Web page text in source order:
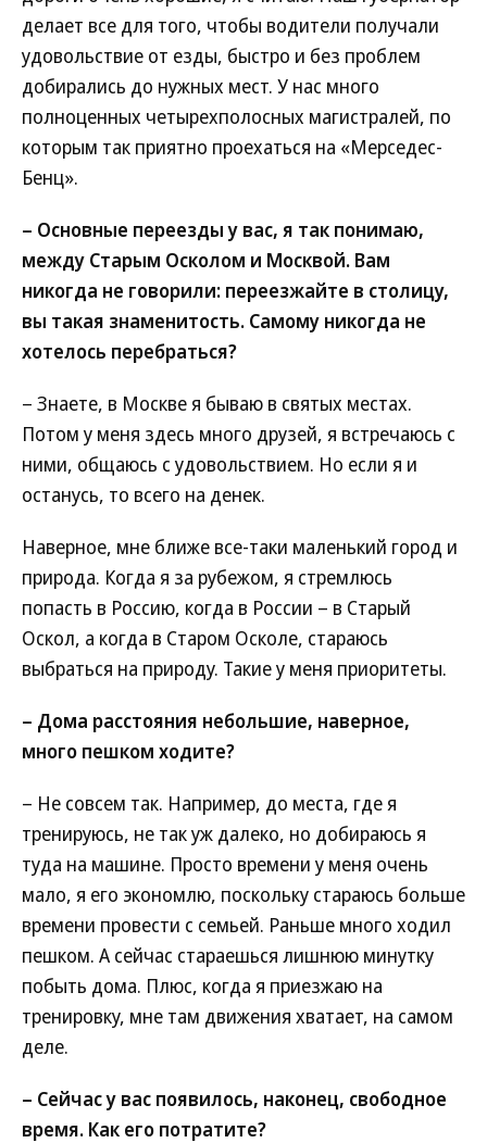
делает все для того, чтобы водители получали
удовольствие от езды, быстро и без проблем
добирались до нужных мест. У нас много
полноценных четырехполосных магистралей, по
которым так приятно проехаться на «Мерседес-
Бенц».
– Основные переезды у вас, я так понимаю,
между Старым Осколом и Москвой. Вам
никогда не говорили: переезжайте в столицу,
вы такая знаменитость. Самому никогда не
хотелось перебраться?
– Знаете, в Москве я бываю в святых местах.
Потом у меня здесь много друзей, я встречаюсь с
ними, общаюсь с удовольствием. Но если я и
останусь, то всего на денек.
Наверное, мне ближе все-таки маленький город и
природа. Когда я за рубежом, я стремлюсь
попасть в Россию, когда в России – в Старый
Оскол, а когда в Старом Осколе, стараюсь
выбраться на природу. Такие у меня приоритеты.
– Дома расстояния небольшие, наверное,
много пешком ходите?
– Не совсем так. Например, до места, где я
тренируюсь, не так уж далеко, но добираюсь я
туда на машине. Просто времени у меня очень
мало, я его экономлю, поскольку стараюсь больше
времени провести с семьей. Раньше много ходил
пешком. А сейчас стараешься лишнюю минутку
побыть дома. Плюс, когда я приезжаю на
тренировку, мне там движения хватает, на самом
деле.
– Сейчас у вас появилось, наконец, свободное
время. Как его потратите?